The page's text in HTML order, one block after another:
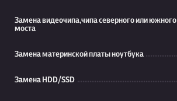
Замена видеочипа,чипа северного или южного
моста
Замена материнской платы ноутбука
Замена HDD/SSD